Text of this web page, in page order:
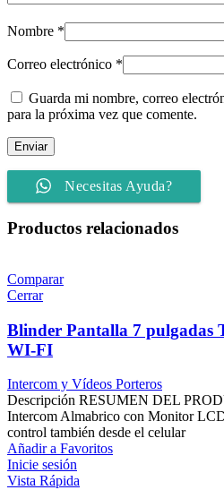
Nombre *
Correo electrónico *
Guarda mi nombre, correo
para la próxima vez que comente.
Necesitas Ayuda?
Productos relacionados
Comparar
Cerrar
Blinder Pantalla 7 pulgadas
WI-FI
Intercom y Vídeos Porteros
Descripción RESUMEN DEL
Intercom Almabrico con Monitor
control también desde el celular
Añadir a Favoritos
Inicie sesión
Vista Rápida